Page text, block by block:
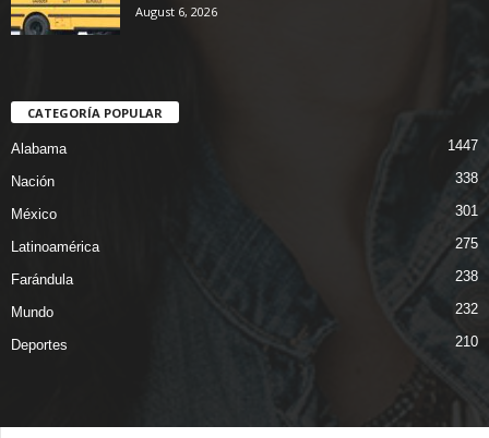
August 6, 2026
CATEGORÍA POPULAR
Alabama 1447
Nación 338
México 301
Latinoamérica 275
Farándula 238
Mundo 232
Deportes 210